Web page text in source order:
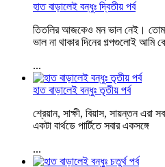
হাত বাড়ালেই বন্ধুঃ দ্বিতীয় পর্ব
তিতলির আজকেও মন ভাল নেই।
ভাল না থাকার দিনের গল্পগুলোই আমি
...
হাত বাড়ালেই বন্ধুঃ তৃতীয় পর্ব
শ্রেয়ান, সাক্ষী, বিয়াস, সায়ন্তন
একটা বার্থডে পার্টিতে সবার একসঙ্গে
...